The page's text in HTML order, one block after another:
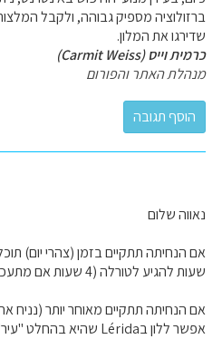
ברזולוציה מספיק גבוהה, ולקבל
שדירגו את המלון.
כרמית וייס (Carmit Weiss)
מנהלת האתר והפורום
נאווה שלום
שעות להגיע לטורלה (4 שעות אם מתעכבים יותר)
אפשר ללון בLérida שהיא בהחלט "עיר" על הדרך .